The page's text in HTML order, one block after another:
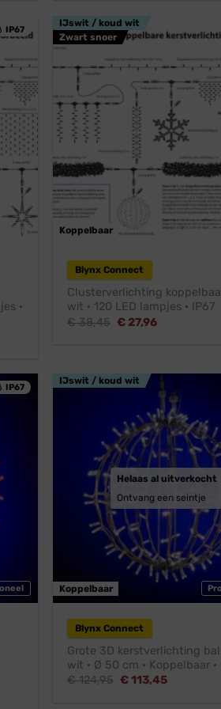
IP67
·
IJswit / koud wit
Zwart snoer
Koppelbaar
Blynx Connect
Clusterverlichting
wit · 120 LED lampjes · IP67
€38,45 Oorspronkelijke
€ 27,96Huidige
IP67
IJswit / koud wit
Koppelbaar
Helaas al uitverkocht
Ontvang een seintje
Blynx Connect
Grote 3D kerstverlichting bal
wit · Ø 50 cm · Koppelbaar ·
€124,95 Oorspronkelijke
€113,45Huidige